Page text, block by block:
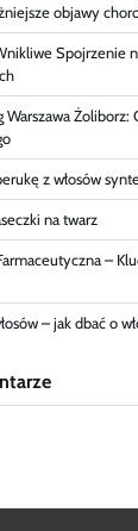
objawy
Spojrzenie
Warszawa
z włosów
na twarz
–
– jak dbać o